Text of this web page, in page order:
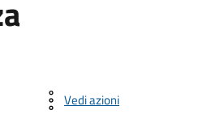
Vedi azioni